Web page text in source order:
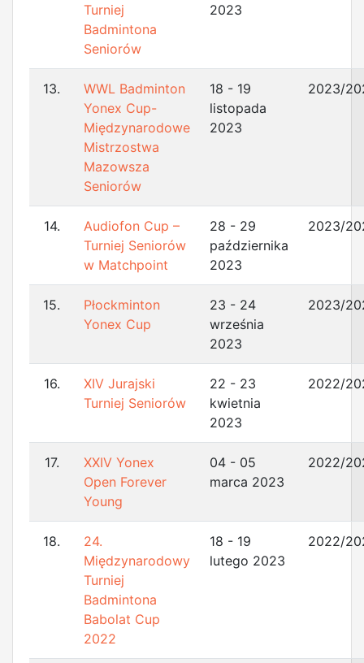
Turniej
Badmintona
Seniorów
2023
13.
WWL Badminton
Yonex Cup-
Międzynarodowe
Mistrzostwa
Mazowsza
Seniorów
18 - 19
listopada
2023
2023/
14.
Audiofon Cup –
Turniej Seniorów
w Matchpoint
28 - 29
października
2023
2023/
15.
Płockminton
Yonex Cup
23 - 24
września
2023
2023/
16.
XIV Jurajski
Turniej Seniorów
22 - 23
kwietnia
2023
2022/
17.
XXIV Yonex
Open Forever
Young
04 - 05
marca 2023
2022/
18.
24.
Międzynarodowy
Turniej
Badmintona
Babolat Cup
2022
18 - 19
lutego 2023
2022/